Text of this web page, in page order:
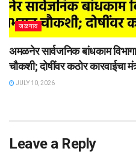
जळगाव
अमळनेर सार्वजनिक बांधकाम
चौकशी; दोषींवर कठोर कारवाईचा
JULY 10, 2026
Leave a Reply